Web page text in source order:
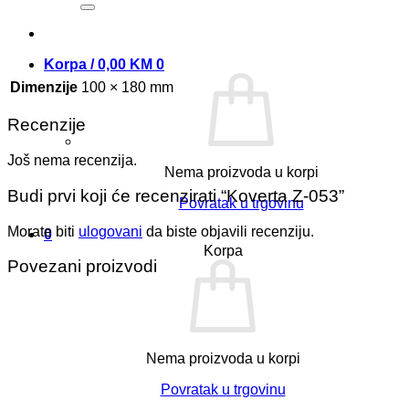
Korpa /0,00 KM 0
Nema proizvoda u korpi
Povratak u trgovinu
0
Korpa
Nema proizvoda u korpi
Povratak u trgovinu
Dimenzije 100 × 180 mm
Recenzije
Još nema recenzija.
Budi prvi koji će recenzirati “Koverta Z-053”
Morate biti ulogovani da biste objavili recenziju.
Povezani proizvodi